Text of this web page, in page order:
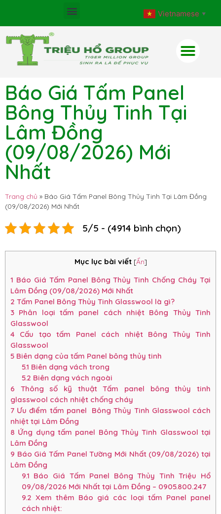
Vietnamese ▼
Báo Giá Tấm Panel
Bông Thủy Tinh Tại
Lâm Đồng
(09/08/2026) Mới
Nhất
Trang chủ » Báo Giá Tấm Panel Bông Thủy Tinh Tại Lâm Đồng
(09/08/2026) Mới Nhất
5/5 - (4914 bình chọn)
Mục lục bài viết [Ẩn]
1 Báo Giá Tấm Panel Bông Thủy Tinh Chống Cháy Tại
Lâm Đồng (09/08/2026) Mới Nhất
2 Tấm Panel Bông Thủy Tinh Glasswool là gì?
3 Phân loại tấm panel cách nhiệt Bông Thủy Tinh
Glasswool
4 Cấu tạo tấm Panel cách nhiệt Bông Thủy Tinh
Glasswool
5 Biên dạng của tấm Panel bông thủy tinh
5.1 Biên dạng vách trong
5.2 Biên dạng vách ngoài
6 Thông số kỹ thuật Tấm panel bông thủy tinh
glasswool cách nhiệt chống cháy
7 Ưu điểm tấm panel Bông Thủy Tinh Glasswool cách
nhiệt tại Lâm Đồng
8 Ứng dụng tấm panel Bông Thủy Tinh Glasswool tại
Lâm Đồng
9 Báo Giá Tấm Panel Tường Mới Nhất (09/08/2026) tại
Lâm Đồng
9.1 Báo Giá Tấm Panel Bông Thủy Tinh Triệu Hổ
09/08/2026 Mới Nhất tại Lâm Đồng – 0905.800.247
9.2 Xem thêm Báo giá các loại tấm Panel panel
cách nhiệt: